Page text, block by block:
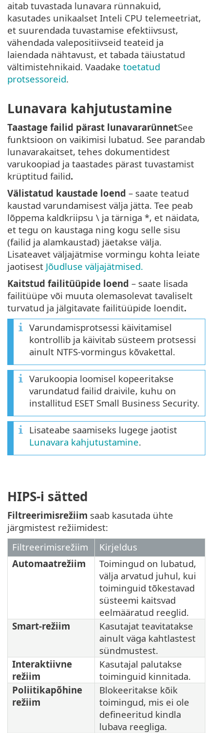
aitab tuvastada lunavara rünnakuid,
kasutades unikaalset Inteli CPU telemeetriat,
et suurendada tuvastamise efektiivsust,
vähendada valepositiivseid teateid ja
laiendada nähtavust, et tabada täiustatud
vältimistehnikaid. Vaadake toetatud
protsessoreid.
Lunavara kahjutustamine
Taastage failid pärast lunavararünnetSee
funktsioon on vaikimisi lubatud. See parandab
lunavarakaitset, tehes dokumentidest
varukoopiad ja taastades pärast tuvastamist
krüptitud failid.
Välistatud kaustade loend – saate teatud
kaustad varundamisest välja jätta. Tee peab
lõppema kaldkriipsu \ ja tärniga *, et näidata,
et tegu on kaustaga ning kogu selle sisu
(failid ja alamkaustad) jäetakse välja.
Lisateavet väljajätmise vormingu kohta leiate
jaotisest Jõudluse väljajätmised.
Kaitstud failitüüpide loend – saate lisada
failitüüpe või muuta olemasolevat tavaliselt
turvatud ja jälgitavate failitüüpide loendit.
Varundamisprotsessi käivitamisel
kontrollib ja käivitab süsteem protsessi
ainult NTFS-vormingus kõvakettal.
Varukoopia loomisel kopeeritakse
varundatud failid draivile, kuhu on
installitud ESET Small Business Security.
Lisateabe saamiseks lugege jaotist
Lunavara kahjutustamine.
HIPS-i sätted
Filtreerimisrežiim saab kasutada ühte
järgmistest režiimidest:
Filtreerimisrežiim
Kirjeldus
Automaatrežiim
Toimingud on lubatud,
välja arvatud juhul, kui
toiminguid tõkestavad
süsteemi kaitsvad
eelmääratud reeglid.
Smart-režiim
Kasutajat teavitatakse
ainult väga kahtlastest
sündmustest.
Interaktiivne
režiim
Kasutajal palutakse
toiminguid kinnitada.
Poliitikapõhine
režiim
Blokeeritakse kõik
toimingud, mis ei ole
defineeritud kindla
lubava reegliga.